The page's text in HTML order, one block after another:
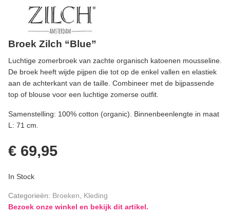
Broek Zilch “Blue”
Luchtige zomerbroek van zachte organisch katoenen mousseline.
De broek heeft wijde pijpen die tot op de enkel vallen en elastiek
aan de achterkant van de taille. Combineer met de bijpassende
top of blouse voor een luchtige zomerse outfit.
Samenstelling: 100% cotton (organic). Binnenbeenlengte in maat
L: 71 cm.
€ 69,95
In Stock
Categorieën: Broeken
Kleding
Bezoek onze winkel en bekijk dit artikel.